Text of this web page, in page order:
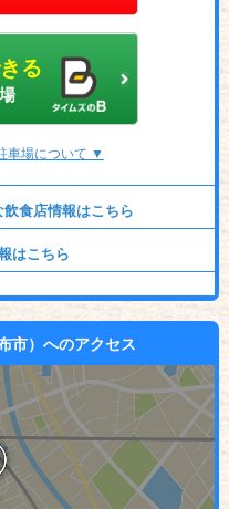
る
車場について ▼
食店情報はこちら
はこちら
市）へのアクセス